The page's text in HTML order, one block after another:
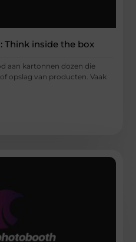
Think inside the box
aan kartonnen dozen die
opslag van producten. Vaak